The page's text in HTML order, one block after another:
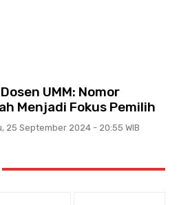
UMM: Nomor
Menjadi Fokus Pemilih
25 September 2024 - 20:55 WIB